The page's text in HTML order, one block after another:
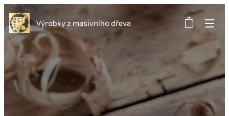
Výrobky z masivního dřeva